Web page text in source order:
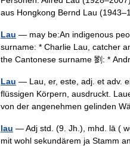
aus Hongkong Bernd Lau
Lau — may be:An indigenous
surname: * Charlie Lau, catcher
the Cantonese surname 劉: *
Lau — Lau, er, este, adj. et adv.
flüssigen Körpern, ausdruckt.
von der angenehmen gelinden
lau — Adj std. (9. Jh.), mhd. lā (
mit wohl sekundärem ja Stamm